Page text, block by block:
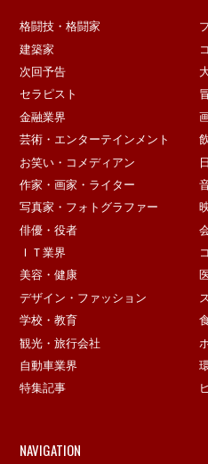
格闘技・格闘家
建築家
次回予告
セラピスト
金融業界
芸術・エンターテインメント
お笑い・コメディアン
作家・画家・ライター
写真家・フォトグラファー
俳優・役者
ＩＴ業界
美容・健康
デザイン・ファッション
学校・教育
観光・旅行会社
自動車業界
特集記事
NAVIGATION